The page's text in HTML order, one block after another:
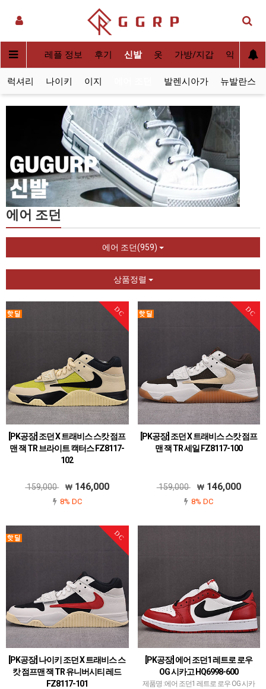
사[QC] 레플 정보 후기 신발 옷 가방/지갑 악세사리
럭셔리 나이키 이지 발렌시아가 뉴발란스
에어 조던
에어 조던(959)
상품정렬
DC
[PK공장] 조던 X 트래비스 스캇 점프
맨 잭 TR 브라이트 캑터스 FZ8117-
102
159,000 146,000
8% DC
DC
[PK공장] 조던 X 트래비스 스캇 점프
맨 잭 TR 세일 FZ8117-100
159,000 146,000
8% DC
DC
[PK공장] 나이키 조던 X 트래비스 스
캇 점프맨 잭 TR 유니버시티 레드
FZ8117-101
[PK공장] 에어 조던1 레트로 로우
OG 시카고 HQ6998-600
제품명 :에어 조던1 레트로 로우 OG 시카